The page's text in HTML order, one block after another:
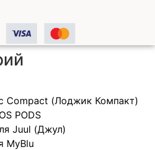
Compact (Лоджик Компакт)
PODS
Juul (Джул)
MyBlu